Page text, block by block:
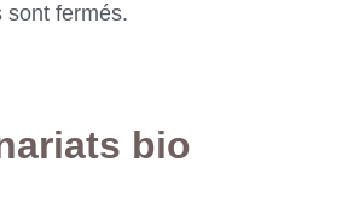
sont fermés.
bio